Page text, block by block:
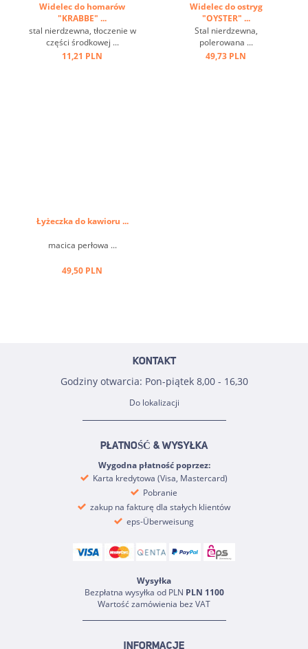
Widelec do homarów
"KRABBE" ...
stal nierdzewna, tłoczenie w
części środkowej ...
11,21 PLN
Widelec do ostryg
"OYSTER" ...
Stal nierdzewna,
polerowana ...
49,73 PLN
Łyżeczka do kawioru ...
macica perłowa ...
49,50 PLN
KONTAKT
Godziny otwarcia: Pon-piątek 8,00 - 16,30
Do lokalizacji
PŁATNOŚĆ & WYSYŁKA
Wygodna płatność poprzez:
Karta kredytowa (Visa, Mastercard)
Pobranie
zakup na fakturę dla stałych klientów
eps-Überweisung
Wysyłka
Bezpłatna wysyłka od PLN PLN 1100
Wartość zamówienia bez VAT
INFORMACJE